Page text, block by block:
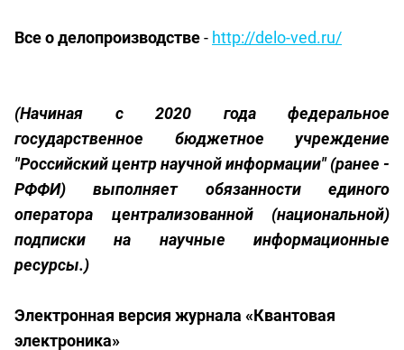
Все о делопроизводстве- http://delo-ved.ru/
(Начиная с 2020 года федеральное
государственное бюджетное учреждение
"Российский центр научной информации" (ранее -
РФФИ) выполняет обязанности единого
оператора централизованной (национальной)
подписки на научные информационные
ресурсы.)
Электронная версия журнала «Квантовая
электроника»